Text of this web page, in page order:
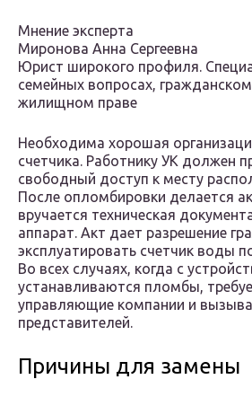
Мнение эксперта
Миронова Анна Сергеевна
Юрист широкого профиля.
семейных вопросах,
жилищном праве
Необходима хорошая
счетчика. Работнику УК должен
свободный доступ к месту
После опломбировки делается
вручается техническая
аппарат. Акт дает разрешение
эксплуатировать счетчик воды
Во всех случаях, когда с
устанавливаются пломбы,
управляющие компании и
представителей.
Причины для замены